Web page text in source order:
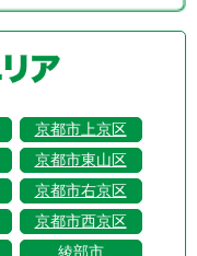
京都市上京区
京都市東山区
京都市右京区
京都市西京区
綾部市